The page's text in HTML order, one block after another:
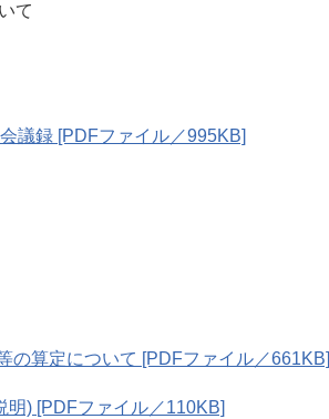
て
議録 [PDFファイル／995KB]
の算定について [PDFファイル／661KB]
明) [PDFファイル／110KB]